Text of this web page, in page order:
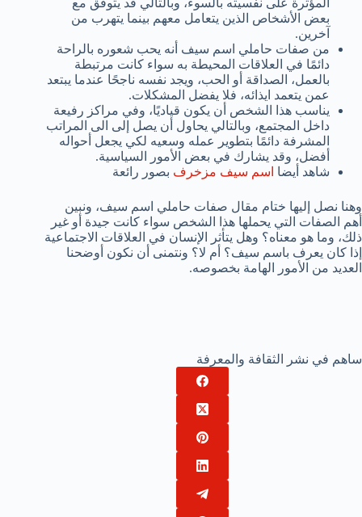
بعض الأشخاص الذين يتعامل معهم بينما يتهرب من
آخرين.
من صفات حاملي اسم سيف أنه يحب شعوره بالراحة
دائمًا في العلاقات المحيطة به سواء كانت مرتبطة
بالعمل، الصداقة أو الحب، ويجد نفسه ناجحًا عندما يبتعد
عمن يتعمد ايذائه، فلا يفضل المشكلات.
يناسب هذا الشخص أن يكون قياديًا، وفي مراكز رفيعة
داخل المجتمع، وبالتالي يحاول أن يصل إلى الى المراتب
المشرفة دائمًا بتطوير عمله وسعيه لكي يجعل أحواله
أفضل، وقد يشارك في بعض الأمور السياسية.
شاهد أيضا اسم سيف مزخرف بصور رائعة
وهنا نصل إليها ختام مقال صفات حاملي اسم سيف، ونبين
أهم الصفات التي يحملها هذا الشخص سواء كانت جيدة أو غير
ذلك، وما هو معناه؟ وهل يتأثر الإنسان في العلاقات الاجتماعية
إذا كان يعرف باسم سيف؟ أم لا؟ ونتمنى أن نكون أوضحنا
العديد من الأمور الهامة بخصوصه.
ساهم في نشر الثقافة والمعرفة